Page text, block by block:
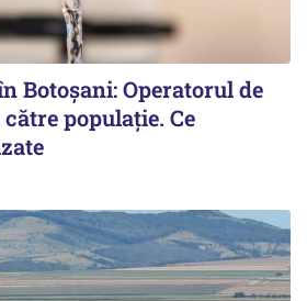
Botoșani: Operatorul de
populație. Ce